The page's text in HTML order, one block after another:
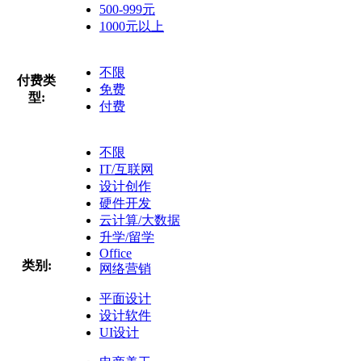
500-999元
1000元以上
付费类
型:
不限
免费
付费
类别:
不限
IT/互联网
设计创作
硬件开发
云计算/大数据
升学/留学
Office
网络营销
平面设计
设计软件
UI设计